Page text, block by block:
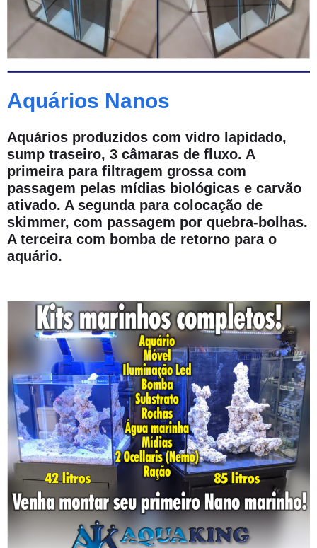
Aquários Nanos
Aquários produzidos com vidro lapidado,
sump traseiro, 3 câmaras de fluxo. A
primeira para filtragem grossa com
passagem pelas mídias biológicas e carvão
ativado. A segunda para colocação de
skimmer, com passagem por quebra-bolhas.
A terceira com bomba de retorno para o
aquário.